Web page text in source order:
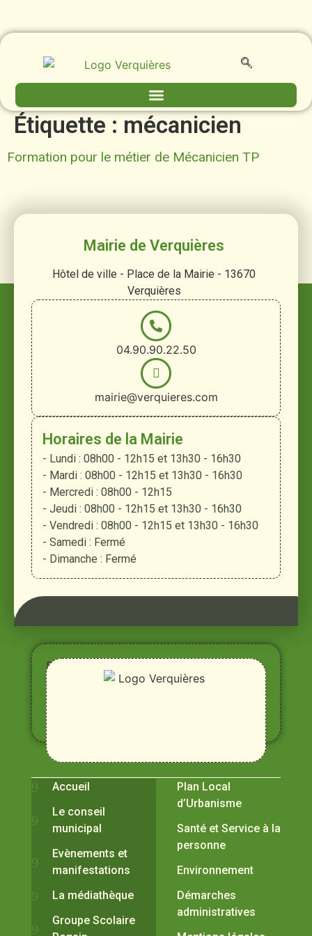
Étiquette : mécanicien
Formation pour le métier de Mécanicien TP
Mairie de Verquières
Hôtel de ville - Place de la Mairie - 13670
Verquières
04.90.90.22.50
mairie@verquieres.com
Horaires de la Mairie
- Lundi : 08h00 - 12h15 et 13h30 - 16h30
- Mardi : 08h00 - 12h15 et 13h30 - 16h30
- Mercredi : 08h00 - 12h15
- Jeudi : 08h00 - 12h15 et 13h30 - 16h30
- Vendredi : 08h00 - 12h15 et 13h30 - 16h30
- Samedi : Fermé
- Dimanche : Fermé
Entre
Rhône,
Alpilles
et
Durance
Accueil
Le conseil
municipal
Evènements et
manifestations
La médiathèque
Groupe Scolaire
Plan Local
d’Urbanisme
Santé et Service à la
personne
Environnement
Démarches
administratives